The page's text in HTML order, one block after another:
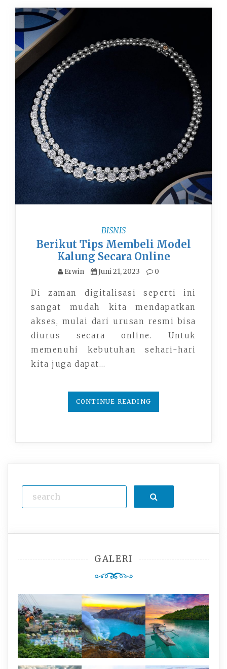
BISNIS
Berikut Tips Membeli Model
Kalung Secara Online
Erwin Juni 21, 2023 0
Di zaman digitalisasi seperti ini
sangat mudah kita mendapatkan
akses, mulai dari urusan resmi bisa
diurus secara online. Untuk
memenuhi kebutuhan sehari-hari
kita juga dapat…
CONTINUE READING
Search
GALERI